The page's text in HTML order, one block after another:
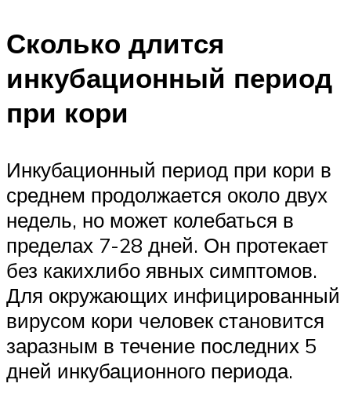
Сколько длится
инкубационный период
при кори
Инкубационный период при кори в
среднем продолжается около двух
недель, но может колебаться в
пределах 7-28 дней. Он протекает
без какихлибо явных симптомов.
Для окружающих инфицированный
вирусом кори человек становится
заразным в течение последних 5
дней инкубационного периода.